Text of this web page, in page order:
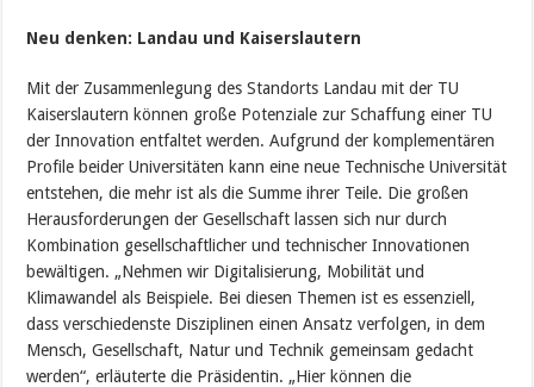
Neu denken: Landau und Kaiserslautern
Mit der Zusammenlegung des Standorts Landau mit der TU
Kaiserslautern können große Potenziale zur Schaffung einer TU
der Innovation entfaltet werden. Aufgrund der komplementären
Profile beider Universitäten kann eine neue Technische Universität
entstehen, die mehr ist als die Summe ihrer Teile. Die großen
Herausforderungen der Gesellschaft lassen sich nur durch
Kombination gesellschaftlicher und technischer Innovationen
bewältigen. „Nehmen wir Digitalisierung, Mobilität und
Klimawandel als Beispiele. Bei diesen Themen ist es essenziell,
dass verschiedenste Disziplinen einen Ansatz verfolgen, in dem
Mensch, Gesellschaft, Natur und Technik gemeinsam gedacht
werden“, erläuterte die Präsidentin. „Hier können die